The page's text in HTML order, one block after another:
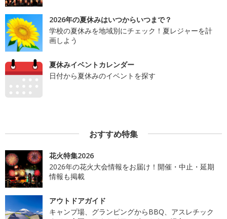
2026年の夏休みはいつからいつまで？
学校の夏休みを地域別にチェック！夏レジャーを計
画しよう
夏休みイベントカレンダー
日付から夏休みのイベントを探す
おすすめ特集
花火特集2026
2026年の花火大会情報をお届け！開催・中止・延期
情報も掲載
アウトドアガイド
キャンプ場、グランピングからBBQ、アスレチック